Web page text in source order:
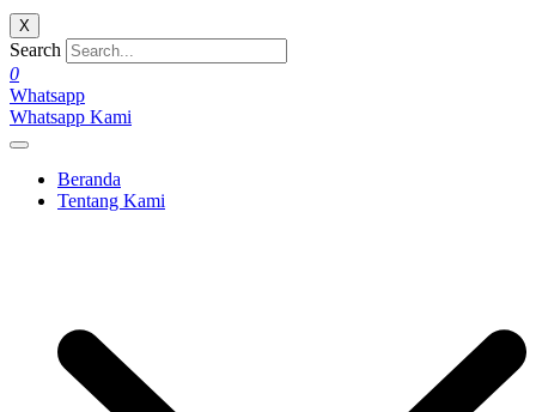
X
Search
0
Whatsapp
Whatsapp Kami
Beranda
Tentang Kami